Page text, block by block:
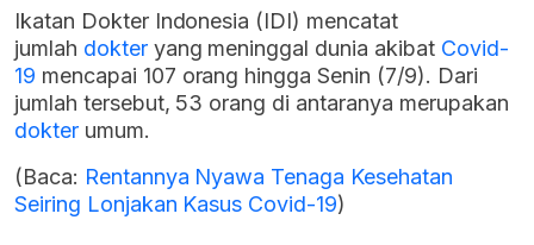
Ikatan Dokter Indonesia (IDI) mencatat
jumlah dokteryang meninggal dunia akibat Covid-
19 mencapai 107 orang hingga Senin (7/9). Dari
jumlah tersebut, 53 orang di antaranya merupakan
dokterumum.
(Baca: Rentannya Nyawa Tenaga Kesehatan
Seiring Lonjakan Kasus Covid-19)